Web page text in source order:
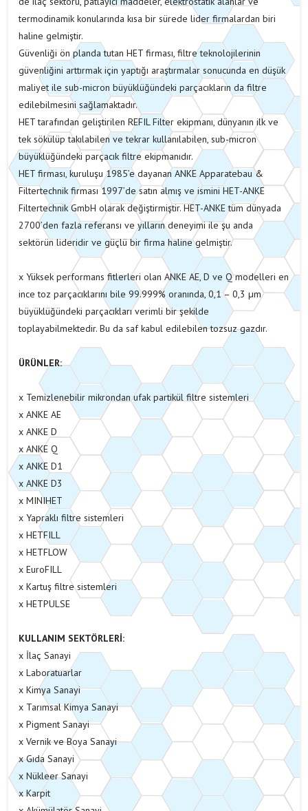
termodinamik konularında kısa bir sürede lider firmalardan biri
haline gelmiştir.
Güvenliği ön planda tutan HET firması, filtre teknolojilerinin
güvenliğini arttırmak için yaptığı araştırmalar sonucunda en düşük
maliyet ile sub-micron büyüklüğündeki parçacıkların da filtre
edilebilmesini sağlamaktadır.
HET tarafından geliştirilen REFIL Filter ekipmanı, dünyanın ilk ve
tek sökülüp takılabilen ve tekrar kullanılabilen, sub-micron
büyüklüğündeki parçacık filtre ekipmanıdır.
HET firması, kuruluşu 1985’e dayanan ANKE Apparatebau &
Filtertechnik firması 1997’de satın almış ve ismini HET-ANKE
Filtertechnik GmbH olarak değiştirmiştir. HET-ANKE tüm dünyada
2700’den fazla referansı ve yılların deneyimi ile şu anda
sektörün lideridir ve güçlü bir firma haline gelmiştir.
x Yüksek performans fitlerleri olan ANKE AE, D ve Q modelleri en
ince toz parçacıklarını bile 99.999% oranında, 0,1 – 0,3 µm
büyüklüğündeki parçacıkları verimli bir şekilde
toplayabilmektedir. Bu da saf kabul edilebilen tozsuz gazdır.
ÜRÜNLER:
x Temizlenebilir mikrondan ufak partikül filtre sistemleri
x ANKE AE
x ANKE D
x ANKE Q
x ANKE D1
x ANKE D3
x MINIHET
x Yapraklı filtre sistemleri
x HETFILL
x HETFLOW
x EuroFILL
x Kartuş filtre sistemleri
x HETPULSE
KULLANIM SEKTÖRLERİ:
x İlaç Sanayi
x Laboratuarlar
x Kimya Sanayi
x Tarımsal Kimya Sanayi
x Pigment Sanayi
x Vernik ve Boya Sanayi
x Gıda Sanayi
x Nükleer Sanayi
x Karpit